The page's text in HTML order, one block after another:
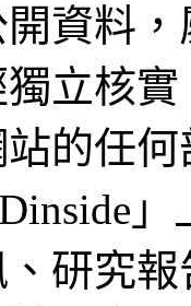
資料
立核
的任
研究